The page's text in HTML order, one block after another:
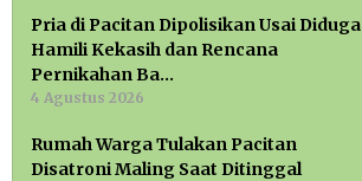
Pria di Pacitan Dipolisikan Usai Diduga
Hamili Kekasih dan Rencana
Pernikahan Ba…
4 Agustus 2026
Rumah Warga Tulakan Pacitan
Disatroni Maling Saat Ditinggal